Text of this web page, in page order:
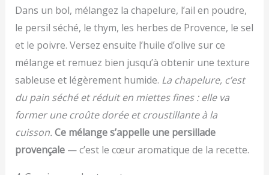
Dans un bol, mélangez la chapelure, l’ail en poudre,
le persil séché, le thym, les herbes de Provence, le sel
et le poivre. Versez ensuite l’huile d’olive sur ce
mélange et remuez bien jusqu’à obtenir une texture
sableuse et légèrement humide. La chapelure, c’est
du pain séché et réduit en miettes fines : elle va
former une croûte dorée et croustillante à la
cuisson. Ce mélange s’appelle une persillade
provençale— c’est le cœur aromatique de la recette.